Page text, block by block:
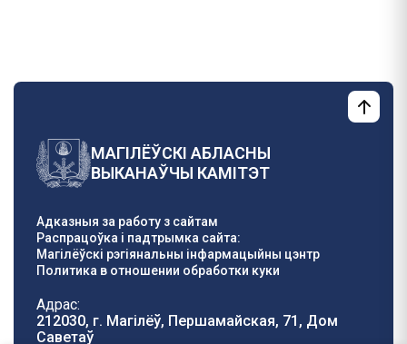
МАГІЛЁЎСКІ АБЛАСНЫ
ВЫКАНАЎЧЫ КАМІТЭТ
Адказныя за работу з сайтам
Распрацоўка і падтрымка сайта:
Магілёўскі рэгіянальны інфармацыйны цэнтр
Политика в отношении обработки куки
Адрас:
212030, г. Магілёў, Першамайская, 71, Дом
Саветаў